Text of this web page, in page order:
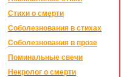
Стихи о смерти
Соболезнования в стихах
Соболезнования в прозе
Поминальные свечи
Некролог о смерти